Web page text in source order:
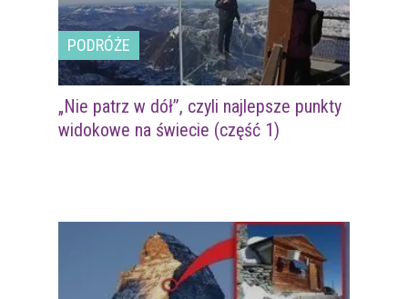
PODRÓŻE
„Nie patrz w dół”, czyli najlepsze punkty
widokowe na świecie (część 1)